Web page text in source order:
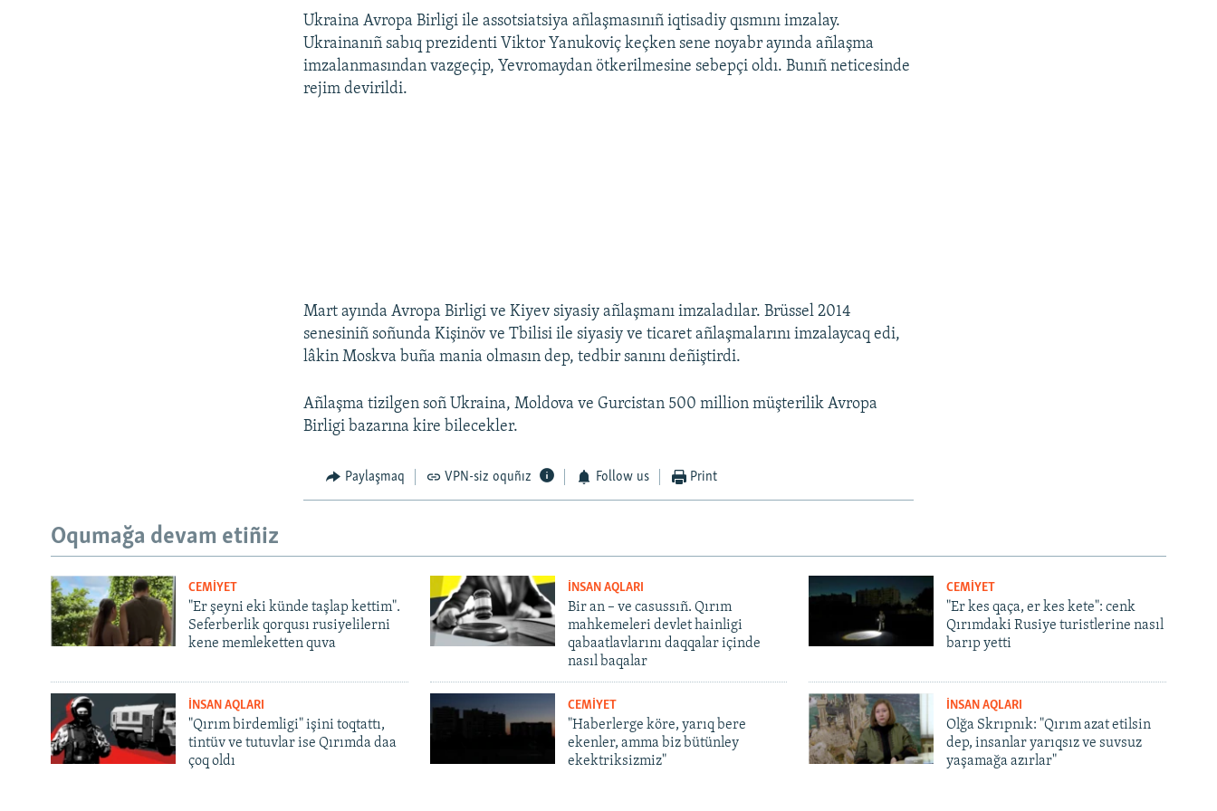
Ukraina Avropa Birligi ile assotsiatsiya añlaşmasınıñ iqtisadiy qısmını imzalay.
Ukrainanıñ sabıq prezidenti Viktor Yanukoviç keçken sene noyabr ayında añlaşma
imzalanmasından vazgeçip, Yevromaydan ötkerilmesine sebepçi oldı. Bunıñ neticesinde
rejim devirildi.
Mart ayında Avropa Birligi ve Kiyev siyasiy añlaşmanı imzaladılar. Brüssel 2014
senesiniñ soñunda Kişinöv ve Tbilisi ile siyasiy ve ticaret añlaşmalarını imzalaycaq edi,
lâkin Moskva buña mania olmasın dep, tedbir sanını deñiştirdi.
Añlaşma tizilgen soñ Ukraina, Moldova ve Gurcistan 500 million müşterilik Avropa
Birligi bazarına kire bilecekler.
Paylaşmaq VPN-siz oquñız Follow us Print
Oqumağa devam etiñiz
CEMİYET
"Er şeyni eki künde taşlap kettim".
Seferberlik qorqusı rusiyelilerni
kene memleketten quva
İNSAN AQLARI
Bir an – ve casussıñ. Qırım
mahkemeleri devlet hainligi
qabaatlavlarını daqqalar içinde
nasıl baqalar
CEMİYET
"Er kes qaça, er kes kete": cenk
Qırımdaki Rusiye turistlerine nasıl
barıp yetti
İNSAN AQLARI
"Qırım birdemligi" işini toqtattı,
tintüv ve tutuvlar ise Qırımda daa
çoq oldı
CEMİYET
"Haberlerge köre, yarıq bere
ekenler, amma biz bütünley
ekektriksizmiz"
İNSAN AQLARI
Olğa Skrıpnık: "Qırım azat etilsin
dep, insanlar yarıqsız ve suvsuz
yaşamağa azırlar"